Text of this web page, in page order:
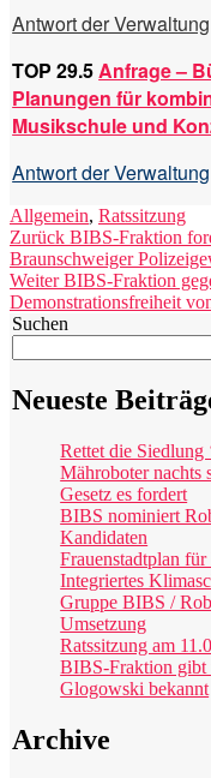
Antwort der Verwaltung
TOP 29.5Anfrage –
Planungen für
Musikschule und
Antwort der Verwaltung
Kategorien
Allgemein, Ratssitzung
Zurück Vorheriger
Beitrag:
BIBS-Fraktion
Braunschweiger
Weiter Nächster
Beitrag:
BIBS-Fraktion
Demonstrationsfreiheit
Suchen
Neueste
Rettet die Siedlung
Mähroboter nachts
Gesetz es fordert
BIBS nominiert
Kandidaten
Frauenstadtplan
Integriertes
Gruppe BIBS /
Umsetzung
Ratssitzung am
BIBS-Fraktion gibt
Glogowski bekannt
Archive